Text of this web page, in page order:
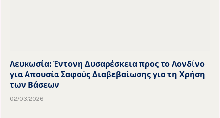
Λευκωσία: Έντονη Δυσαρέσκεια προς το Λονδίνο
για Απουσία Σαφούς Διαβεβαίωσης για τη Χρήση
των Βάσεων
02/03/2026